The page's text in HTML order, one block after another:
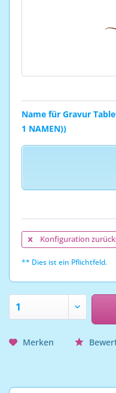
Name für Gravur
1 NAMEN))
Konfiguration
** Dies ist ein Pflichtfeld.
Merken